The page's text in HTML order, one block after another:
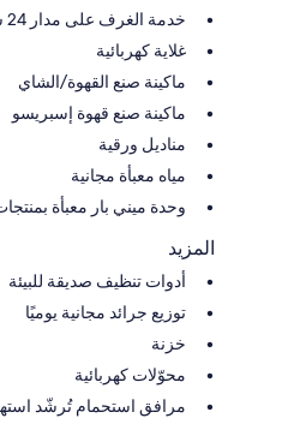
خدمة الغرف على مدار 24 ساعة
غلاية كهربائية
ماكينة صنع القهوة/الشاي
ماكينة صنع قهوة إسبريسو
مناديل ورقية
مياه معبأة مجانية
وحدة ميني بار معبأة
المزيد
أدوات تنظيف صديقة للبيئة
توزيع جرائد مجانية يوميًا
خزنة
محوّلات كهربائية
مرافق استحمام تُرشّد